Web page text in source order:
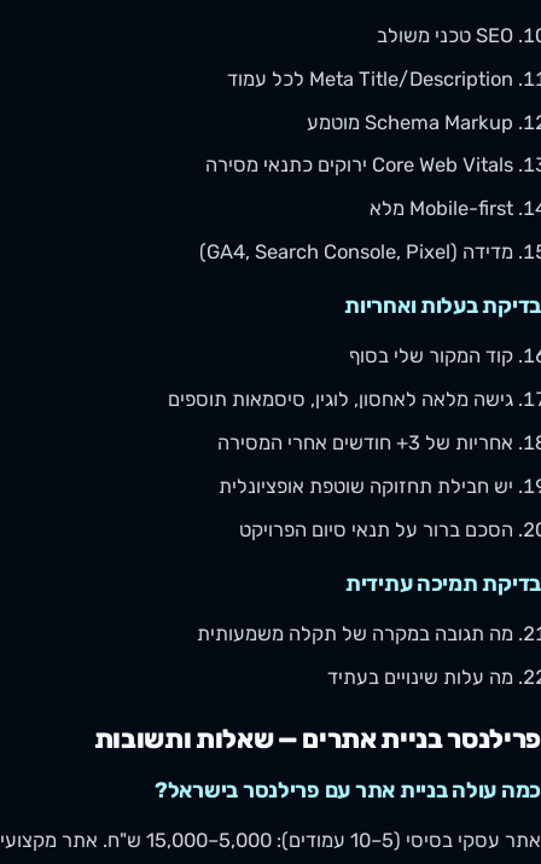
SEO טכני משולב
Meta Title/Description לכל עמוד
Schema Markup מוטמע
Core Web Vitals ירוקים כתנאי מסירה
Mobile-first מלא
מדידה (GA4, Search Console, Pixel)
בדיקת בעלות ואחריות
קוד המקור שלי בסוף
גישה מלאה לאחסון, לוגין, סיסמאות תוספים
אחריות של 3+ חודשים אחרי המסירה
יש חבילת תחזוקה שוטפת אופציונלית
הסכם ברור על תנאי סיום הפרויקט
בדיקת תמיכה עתידית
מה תגובה במקרה של תקלה משמעותית
מה עלות שינויים בעתיד
פרילנסר בניית אתרים — שאלות ותשובות
כמה עולה בניית אתר עם פרילנסר בישראל?
אתר עסקי בסיסי (5–10 עמודים): 5,000–15,000 ש"ח. אתר מקצועי